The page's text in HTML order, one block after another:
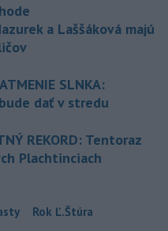
a Laššáková majú
SLNKA:
dať v stredu
REKORD: Tentoraz
Plachtinciach
Rok Ľ.Štúra